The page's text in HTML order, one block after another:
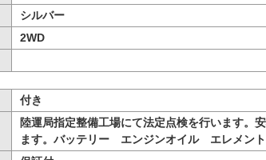
シルバー
2WD
付き
陸運局指定整備工場にて法定点検を行います。
ます。バッテリー エンジンオイル エレメン